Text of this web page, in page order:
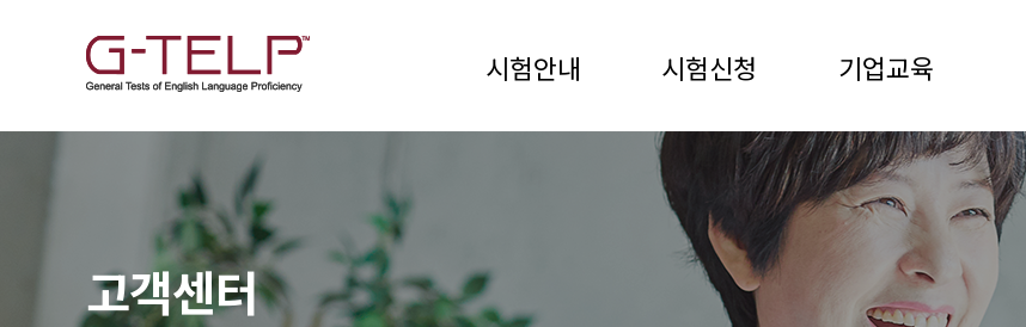
시험안내 시험신청 기업교육
고객센터